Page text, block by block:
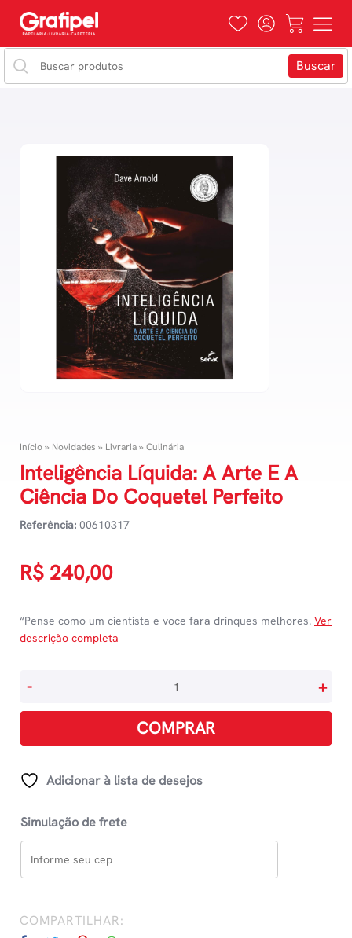
Início» Novidades » Livraria» Culinária
Inteligência Líquida: A Arte E A
Ciência Do Coquetel Perfeito
Referência: 00610317
R$ 240,00
“Pense como um cientista e voce fara drinques melhores. Ver
descrição completa
A
Arte
A
Do
Coquetel
Perfeito
quantidade
- +
COMPRAR
Adicionar à lista de desejos
Simulação de frete
COMPARTILHAR: